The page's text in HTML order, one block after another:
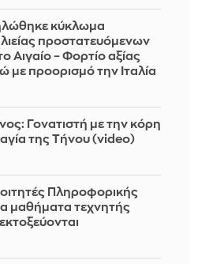
κύκλωμα
προστατευόμενων
Αιγαίο – Φορτίο αξίας
προορισμό την Ιταλία
Γονατιστή με την κόρη
της Τήνου (video)
Πληροφορικής
μαθήματα τεχνητής